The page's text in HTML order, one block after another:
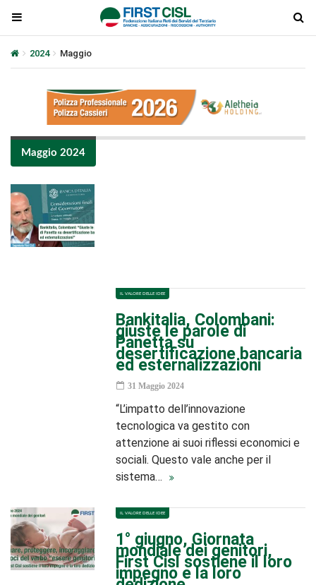
2024 Maggio
Maggio 2024
IL VALORE DELLE IDEE
Bankitalia, Colombani:
giuste le parole di
Panetta su
desertificazione bancaria
ed esternalizzazioni
31 Maggio 2024
“L’impatto dell’innovazione
tecnologica va gestito con
attenzione ai suoi riflessi economici e
sociali. Questo vale anche per il
sistema…
IL VALORE DELLE IDEE
1° giugno, Giornata
mondiale dei genitori,
First Cisl sostiene il loro
impegno e la loro